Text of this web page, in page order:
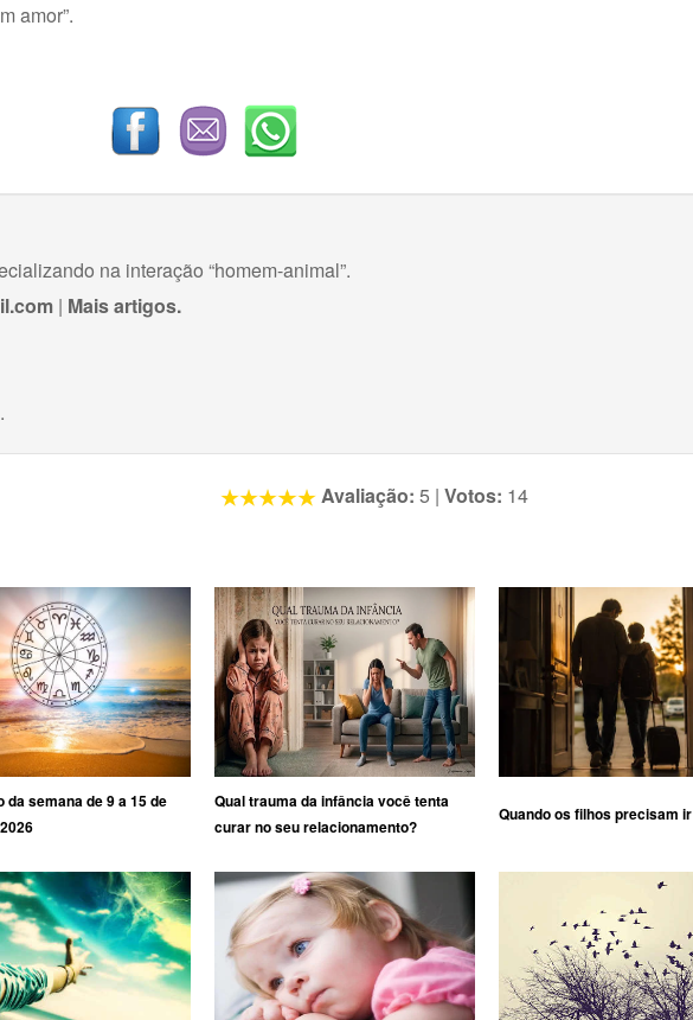
amor”.
na interação “homem-animal”.
| Mais artigos.
.
Avaliação: 5 | Votos: 14
da semana de 9 a 15 de
Qual trauma da infância você tenta
curar no seu relacionamento?
Quando os filhos precisam ir